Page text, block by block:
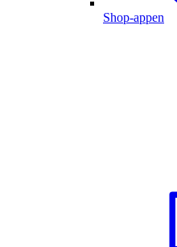
Shop-appen